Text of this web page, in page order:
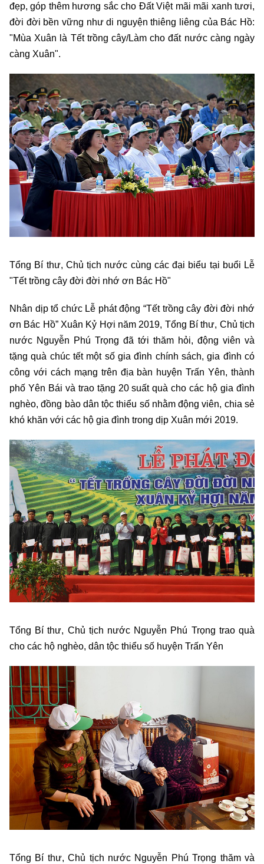
đẹp, góp thêm hương sắc cho Đất Việt mãi mãi xanh tươi,
đời đời bền vững như di nguyện thiêng liêng của Bác Hồ:
"Mùa Xuân là Tết trồng cây/Làm cho đất nước càng ngày
càng Xuân".
Tổng Bí thư, Chủ tịch nước cùng các đại biểu tại buổi Lễ
"Tết trồng cây đời đời nhớ ơn Bác Hồ"
Nhân dịp tổ chức Lễ phát động “Tết trồng cây đời đời nhớ
ơn Bác Hồ” Xuân Kỷ Hợi năm 2019, Tổng Bí thư, Chủ tịch
nước Nguyễn Phú Trọng đã tới thăm hỏi, động viên và
tặng quà chúc tết một số gia đình chính sách, gia đình có
công với cách mạng trên địa bàn huyện Trấn Yên, thành
phố Yên Bái và trao tặng 20 suất quà cho các hộ gia đình
nghèo, đồng bào dân tộc thiểu số nhằm động viên, chia sẻ
khó khăn với các hộ gia đình trong dịp Xuân mới 2019.
Tổng Bí thư, Chủ tịch nước Nguyễn Phú Trọng trao quà
cho các hộ nghèo, dân tộc thiểu số huyện Trấn Yên
Tổng Bí thư, Chủ tịch nước Nguyễn Phú Trọng thăm và